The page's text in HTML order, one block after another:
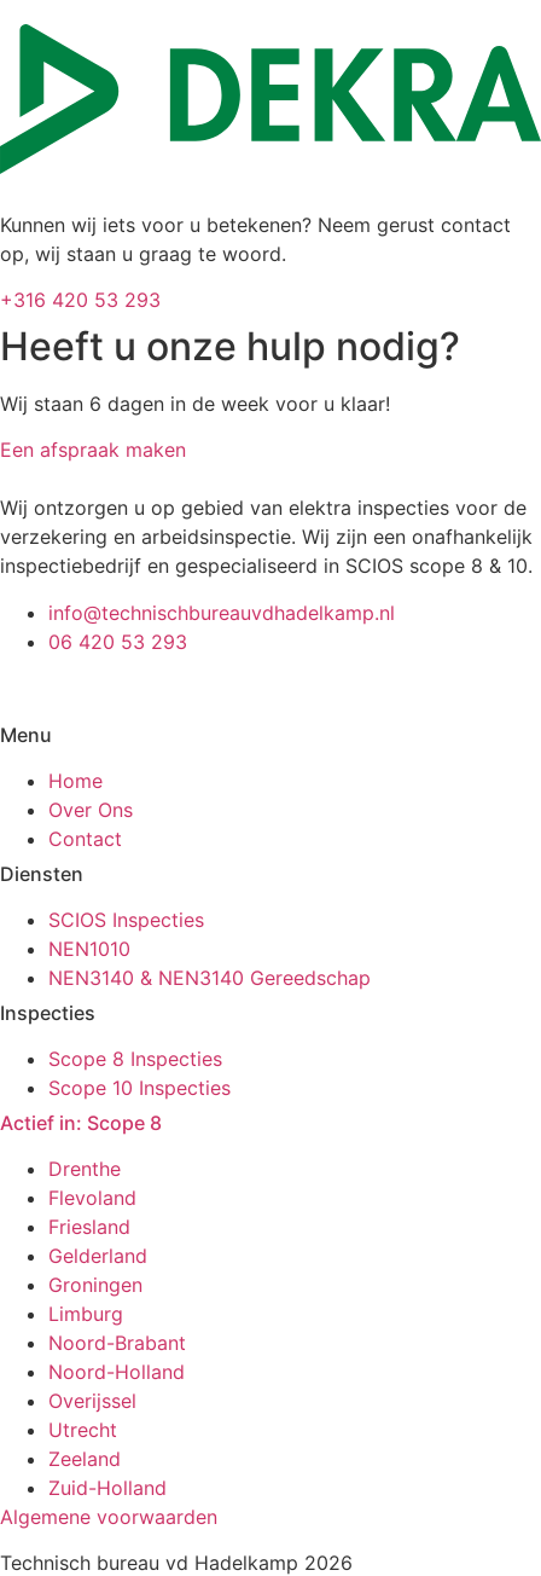
Kunnen wij iets voor u betekenen? Neem gerust contact
op, wij staan u graag te woord.
+316 420 53 293
Heeft u onze hulp nodig?
Wij staan 6 dagen in de week voor u klaar!
Een afspraak maken
Wij ontzorgen u op gebied van elektra inspecties voor de
verzekering en arbeidsinspectie. Wij zijn een onafhankelijk
inspectiebedrijf en gespecialiseerd in SCIOS scope 8 & 10.
info@technischbureauvdhadelkamp.nl
06 420 53 293
Menu
Home
Over Ons
Contact
Diensten
SCIOS Inspecties
NEN1010
NEN3140 & NEN3140 Gereedschap
Inspecties
Scope 8 Inspecties
Scope 10 Inspecties
Actief in: Scope 8
Drenthe
Flevoland
Friesland
Gelderland
Groningen
Limburg
Noord-Brabant
Noord-Holland
Overijssel
Utrecht
Zeeland
Zuid-Holland
Algemene voorwaarden
Technisch bureau vd Hadelkamp 2026